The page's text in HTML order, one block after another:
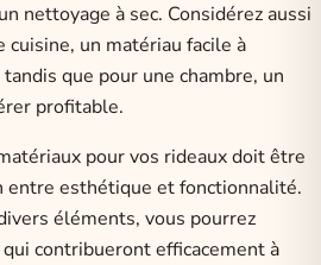
nettoyage à sec. Considérez aussi
un matériau facile à
que pour une chambre, un
profitable.
pour vos rideaux doit être
entre esthétique et fonctionnalité.
éléments, vous pourrez
contribueront efficacement à